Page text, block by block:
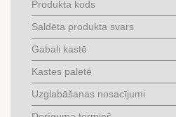
Produkta kods
Saldēta produkta svars
Gabali kastē
Kastes paletē
Uzglabāšanas nosacījumi